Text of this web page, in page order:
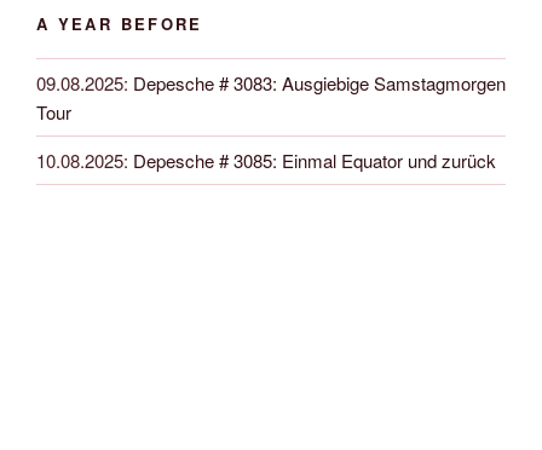
A YEAR BEFORE
09.08.2025: Depesche # 3083: Ausgiebige Samstagmorgen
Tour
10.08.2025: Depesche # 3085: Einmal Equator und zurück